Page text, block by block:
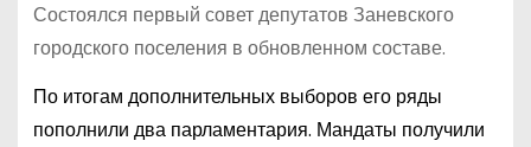
Состоялся первый совет депутатов Заневского
городского поселения в обновленном составе.
По итогам дополнительных выборов его ряды
пополнили два парламентария. Мандаты получили